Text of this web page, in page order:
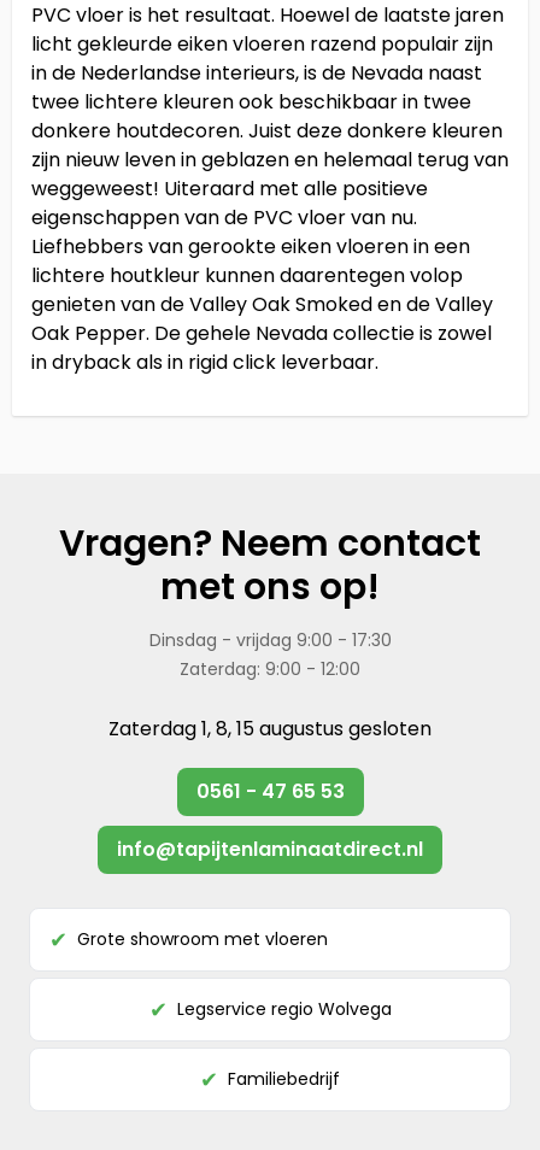
PVC vloer is het resultaat. Hoewel de laatste jaren
licht gekleurde eiken vloeren razend populair zijn
in de Nederlandse interieurs, is de Nevada naast
twee lichtere kleuren ook beschikbaar in twee
donkere houtdecoren. Juist deze donkere kleuren
zijn nieuw leven in geblazen en helemaal terug van
weggeweest! Uiteraard met alle positieve
eigenschappen van de PVC vloer van nu.
Liefhebbers van gerookte eiken vloeren in een
lichtere houtkleur kunnen daarentegen volop
genieten van de Valley Oak Smoked en de Valley
Oak Pepper. De gehele Nevada collectie is zowel
in dryback als in rigid click leverbaar.
Vragen? Neem contact
met ons op!
Dinsdag - vrijdag 9:00 - 17:30
Zaterdag: 9:00 - 12:00
Zaterdag 1, 8, 15 augustus gesloten
0561 - 47 65 53
info@tapijtenlaminaatdirect.nl
✔ Grote showroom met vloeren
✔ Legservice regio Wolvega
✔ Familiebedrijf